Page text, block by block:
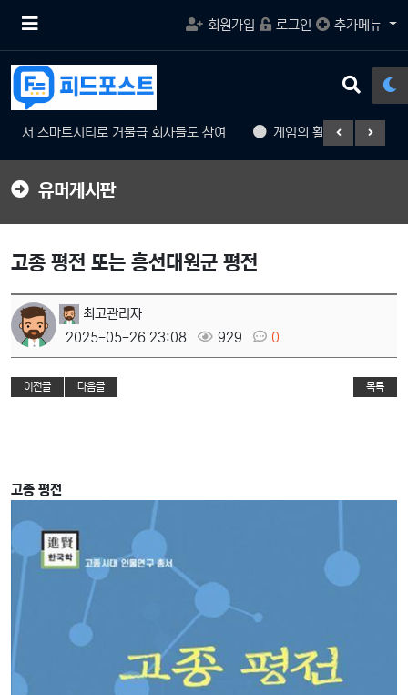
메
튼
회원가입 로그인 추가메뉴
스마트시티로 거물급 회사들도 참여 게임의 활성화와 규제
검
버
유머게시판
고종 평전 또는 흥선대원군 평전
최고관리자
2025-05-26 23:08
929 0
이전글 다음글 목록
고종 평전